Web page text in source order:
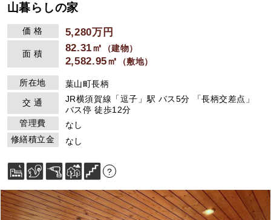
山暮らしの家
価 格 5,280万円
面 積 82.31㎡ （建物）
2,582.95㎡ （敷地）
所在地
葉山町長柄
交 通
JR横須賀線「逗子」駅 バス5分 「長柄交差点」
バス停 徒歩12分
管理費
なし
修繕積立金
なし
?